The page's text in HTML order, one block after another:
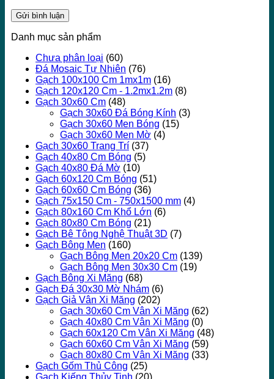
Danh mục sản phẩm
Chưa phân loại (60)
Đá Mosaic Tự Nhiên (76)
Gạch 100x100 Cm 1mx1m (16)
Gạch 120x120 Cm - 1.2mx1.2m (8)
Gạch 30x60 Cm (48)
Gạch 30x60 Đá Bóng Kính (3)
Gạch 30x60 Men Bóng (15)
Gạch 30x60 Men Mờ (4)
Gạch 30x60 Trang Trí (37)
Gạch 40x80 Cm Bóng (5)
Gạch 40x80 Đá Mờ (10)
Gạch 60x120 Cm Bóng (51)
Gạch 60x60 Cm Bóng (36)
Gạch 75x150 Cm - 750x1500 mm (4)
Gạch 80x160 Cm Khổ Lớn (6)
Gạch 80x80 Cm Bóng (21)
Gạch Bê Tông Nghệ Thuật 3D (7)
Gạch Bông Men (160)
Gạch Bông Men 20x20 Cm (139)
Gạch Bông Men 30x30 Cm (19)
Gạch Bông Xi Măng (68)
Gạch Đá 30x30 Mờ Nhám (6)
Gạch Giả Vân Xi Măng (202)
Gạch 30x60 Cm Vân Xi Măng (62)
Gạch 40x80 Cm Vân Xi Măng (0)
Gạch 60x120 Cm Vân Xi Măng (48)
Gạch 60x60 Cm Vân Xi Măng (59)
Gạch 80x80 Cm Vân Xi Măng (33)
Gạch Gốm Thủ Công (25)